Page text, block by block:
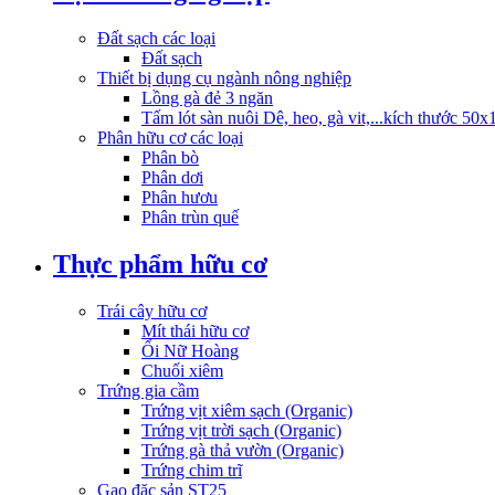
Đất sạch các loại
Đất sạch
Thiết bị dụng cụ ngành nông nghiệp
Lồng gà đẻ 3 ngăn
Tấm lót sàn nuôi Dê, heo, gà vit,...kích thước
Phân hữu cơ các loại
Phân bò
Phân dơi
Phân hươu
Phân trùn quế
Thực phẩm hữu cơ
Trái cây hữu cơ
Mít thái hữu cơ
Ổi Nữ Hoàng
Chuối xiêm
Trứng gia cầm
Trứng vịt xiêm sạch (Organic)
Trứng vịt trời sạch (Organic)
Trứng gà thả vườn (Organic)
Trứng chim trĩ
Gạo đặc sản ST25